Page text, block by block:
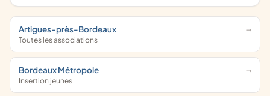
Artigues-près-Bordeaux
Toutes les associations
Bordeaux Métropole
Insertion jeunes